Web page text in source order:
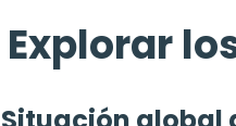
Explorar